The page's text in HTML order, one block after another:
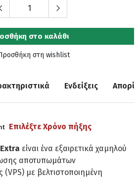
στο καλάθι
στη wishlist
Ενδείξεις
Επιλέξτε Χρόνο πήξης
είναι ένα εξαιρετικά χαμηλού
αποτυπωμάτων
(VPS) με βελτιστοποιημένη